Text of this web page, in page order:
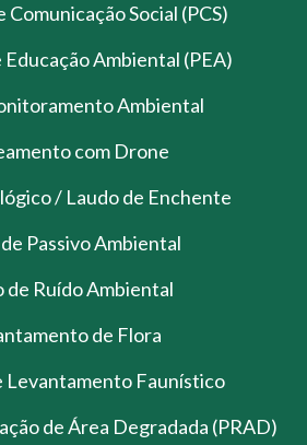
Comunicação Social (PCS)
Educação Ambiental (PEA)
Ambiental
com Drone
/ Laudo de Enchente
Passivo Ambiental
de Ruído Ambiental
de Flora
Levantamento Faunístico
de Área Degradada (PRAD)